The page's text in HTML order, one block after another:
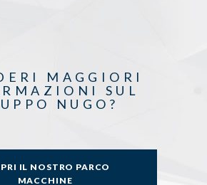
MAGGIORI
SUL
NUGO?
IL NOSTRO PARCO
MACCHINE